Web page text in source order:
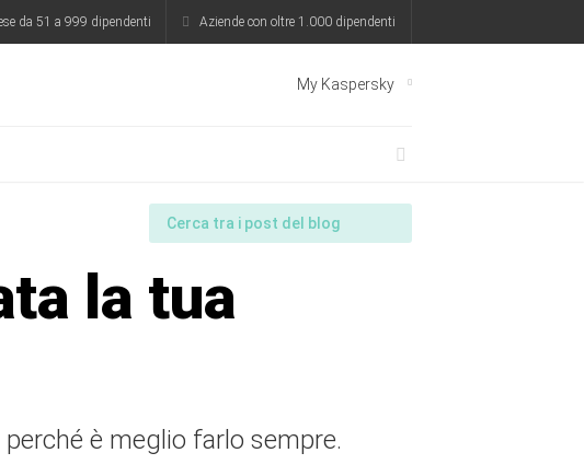
da 51 a 999 dipendenti Aziende con oltre 1.000 dipendenti
My Kaspersky
la tua
è meglio farlo sempre.